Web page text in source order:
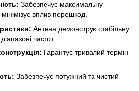
Забезпечує максимальну
мінімізує вплив перешкод.
Антена демонструє стабільну
частот.
Гарантує тривалий термін
Забезпечує потужний та чистий